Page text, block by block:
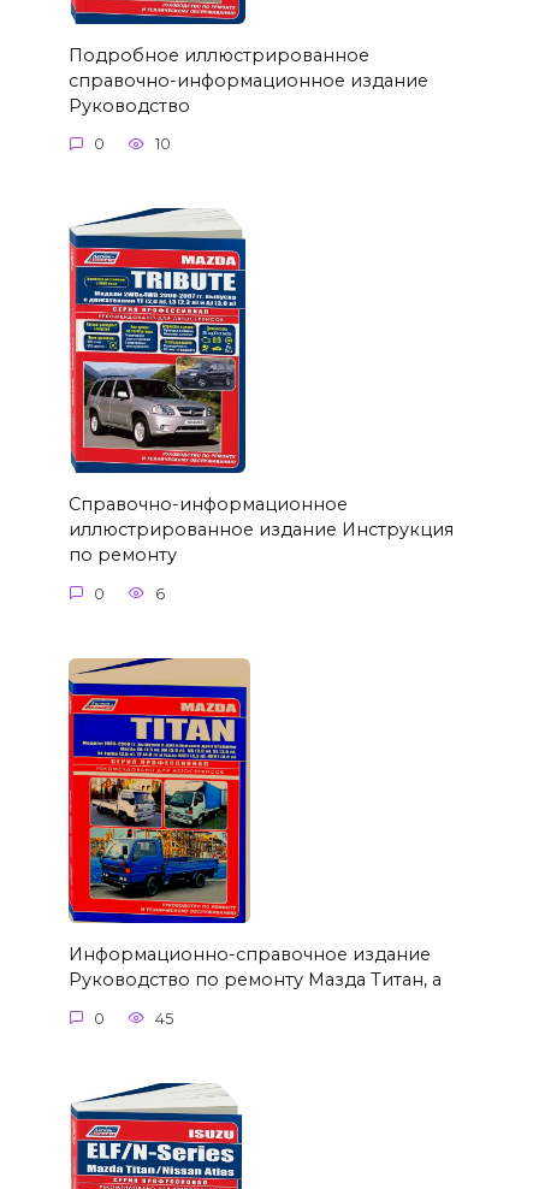
Подробное иллюстрированное
справочно-информационное издание
Руководство
0 10
Справочно-информационное
иллюстрированное издание Инструкция
по ремонту
0 6
Информационно-справочное издание
Руководство по ремонту Мазда Титан, а
0 45